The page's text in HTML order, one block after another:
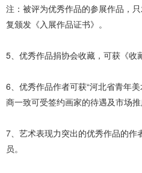
注：被评为优秀作品的参展作品，
复颁发《入展作品证书》。
5、优秀作品捐协会收藏，可获《收
6、优秀作品作者可获“河北省青年
商一致可受签约画家的待遇及市场推
7、艺术表现力突出的优秀作品的作
员。